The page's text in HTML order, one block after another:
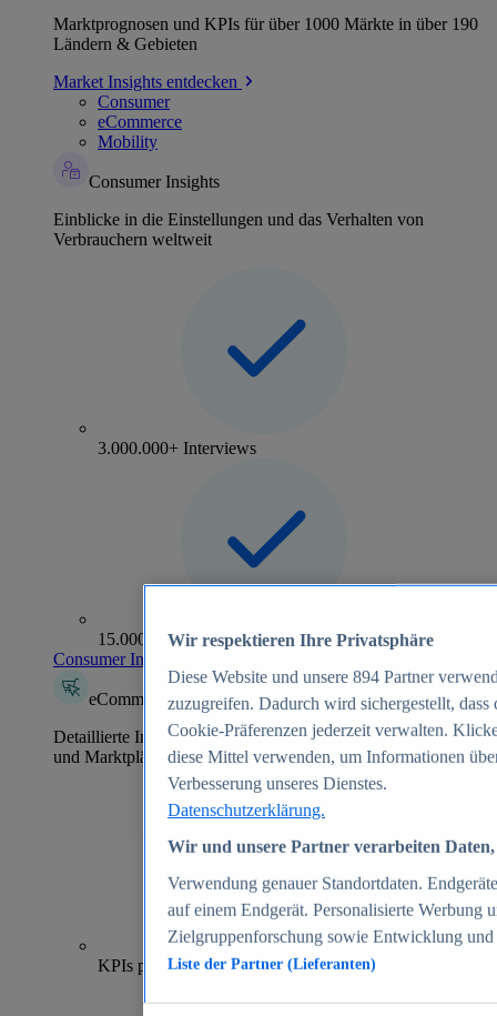
Marktprognosen und KPIs für über 1000 Märkte in über 190
Ländern & Gebieten
Market Insights entdecken
Consumer
eCommerce
Mobility
Consumer Insights
Einblicke in die Einstellungen und das Verhalten von
Verbrauchern weltweit
3.000.000+ Interviews
15.000+ Marken
Consumer Insights entdecken
eCommerce Insights
Detaillierte Informationen zu mehr als 39.000 Online-Shops
und Marktplätzen
70+
KPIs pro Shop
Wir respektieren Ihre Privatsphäre
Diese Website und unsere 894 Partner
zuzugreifen. Dadurch wird sichergestellt,
Cookie-Präferenzen jederzeit verwalten.
diese Mittel verwenden, um Informationen
Verbesserung unseres Dienstes.
Datenschutzerklärung.
Wir und unsere Partner verarbeiten
Verwendung genauer Standortdaten.
auf einem Endgerät. Personalisierte Werbung
Zielgruppenforschung sowie Entwicklung
Liste der Partner (Lieferanten)